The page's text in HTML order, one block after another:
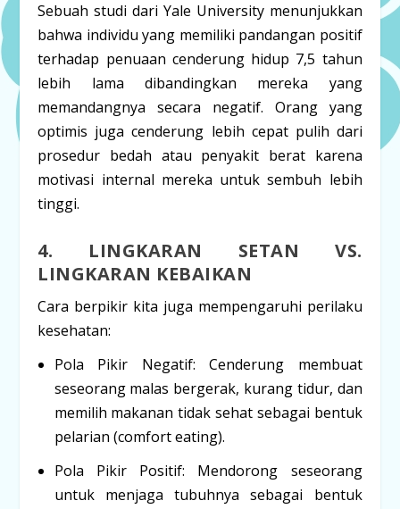
Sebuah studi dari Yale Universitymenunjukkan
bahwa individu yang memiliki pandangan positif
terhadap penuaan cenderung hidup 7,5 tahun
lebih lama dibandingkan mereka yang
memandangnya secara negatif. Orang yang
optimis juga cenderung lebih cepat pulih dari
prosedur bedah atau penyakit berat karena
motivasi internal mereka untuk sembuh lebih
tinggi.
4. LINGKARAN SETAN VS.
LINGKARAN KEBAIKAN
Cara berpikir kita juga mempengaruhi perilaku
kesehatan:
Pola Pikir Negatif: Cenderung membuat
seseorang malas bergerak, kurang tidur, dan
memilih makanan tidak sehat sebagai bentuk
pelarian (comfort eating).
Pola Pikir Positif: Mendorong seseorang
untuk menjaga tubuhnya sebagai bentuk